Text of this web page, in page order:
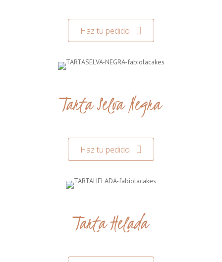
Haz tu pedido
Tarta Selva Negra
Haz tu pedido
Tarta Helada